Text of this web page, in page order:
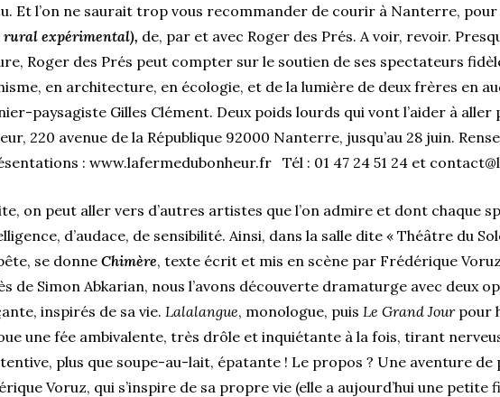
Et l’on ne saurait trop vous recommander de courir à Nanterre,
rural expérimental), de, par et avec Roger des Prés. A voir, revoir.
Roger des Prés peut compter sur le soutien de ses spectateurs
en architecture, en écologie, et de la lumière de deux frères en
paysagiste Gilles Clément. Deux poids lourds qui vont l’aider à
220 avenue de la République 92000 Nanterre, jusqu’au 28 juin.
: www.lafermedubonheur.fr Tél : 01 47 24 51 24 et
on peut aller vers d’autres artistes que l’on admire et dont chaque
d’audace, de sensibilité. Ainsi, dans la salle dite « Théâtre du
se donne Chimère, texte écrit et mis en scène par Frédérique
de Simon Abkarian, nous l’avons découverte dramaturge avec deux
inspirés de sa vie. Lalalangue, monologue, puis Le Grand Jourpour
une fée ambivalente, très drôle et inquiétante à la fois, tirant
plus que soupe-au-lait, épatante ! Le propos ? Une aventure
Voruz, qui s’inspire de sa propre vie (elle a aujourd’hui une petite